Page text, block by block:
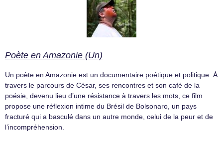
Poète en Amazonie (Un)
Un poète en Amazonie est un documentaire poétique et politique. À
travers le parcours de César, ses rencontres et son café de la
poésie, devenu lieu d’une résistance à travers les mots, ce film
propose une réflexion intime du Brésil de Bolsonaro, un pays
fracturé qui a basculé dans un autre monde, celui de la peur et de
l’incompréhension.